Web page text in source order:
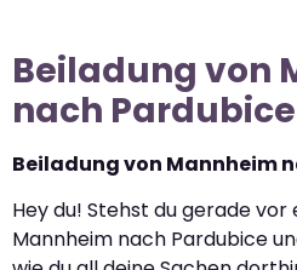
Beiladung von
nach Pardubice
Beiladung von Mannheim
Hey du! Stehst du gerade vor
Mannheim nach Pardubice